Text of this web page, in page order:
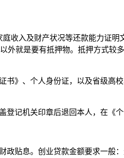
收入及财产状况等还款能力证
就是要有抵押物。抵押方式较
》、个人身份证，以及省级高
记机关印章后退回本人，在《
贴息。创业贷款金额要求一般